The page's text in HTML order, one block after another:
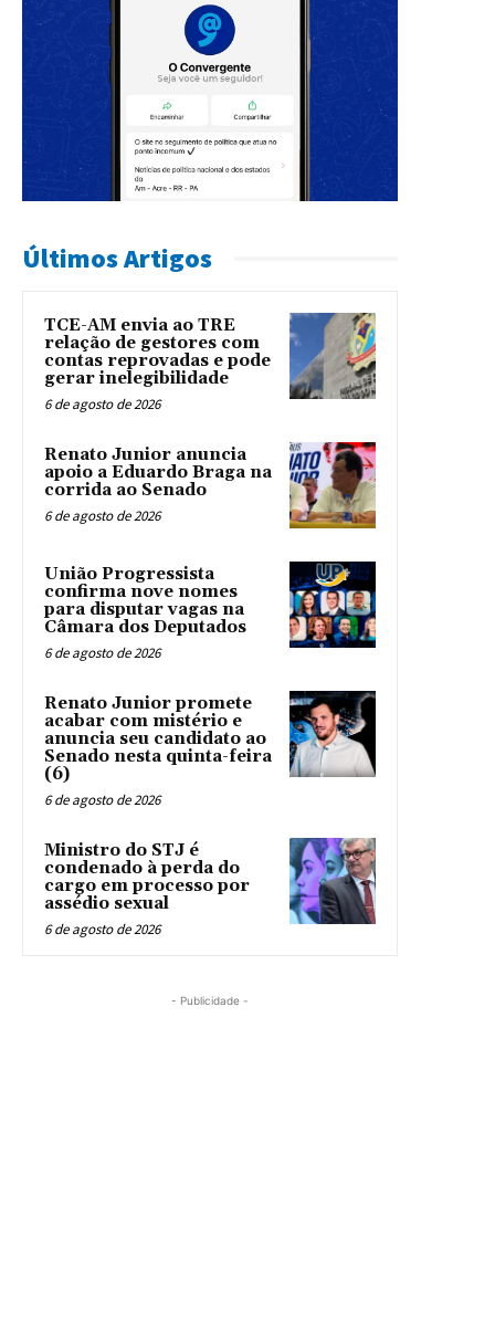
Últimos Artigos
TCE-AM envia ao TRE
relação de gestores com
contas reprovadas e pode
gerar inelegibilidade
6 de agosto de 2026
Renato Junior anuncia
apoio a Eduardo Braga na
corrida ao Senado
6 de agosto de 2026
União Progressista
confirma nove nomes
para disputar vagas na
Câmara dos Deputados
6 de agosto de 2026
Renato Junior promete
acabar com mistério e
anuncia seu candidato ao
Senado nesta quinta-feira
(6)
6 de agosto de 2026
Ministro do STJ é
condenado à perda do
cargo em processo por
assédio sexual
6 de agosto de 2026
- Publicidade -